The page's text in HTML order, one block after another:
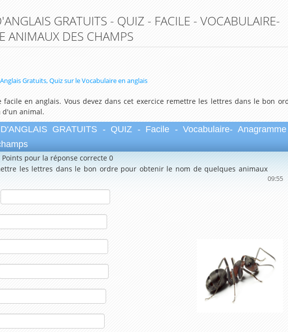
GRATUITS - QUIZ - FACILE - VOCABULAIRE-
ANIMAUX DES CHAMPS
Gratuits, Quiz sur le Vocabulaire en anglais
facile en anglais. Vous devez dans cet exercice remettre les lettres dans le bon
d'un animal.
GRATUITS - QUIZ - Facile - Vocabulaire- Anagramme
09:54
Points pour la réponse correcte 0
les lettres dans le bon ordre pour obtenir le nom de quelques animaux